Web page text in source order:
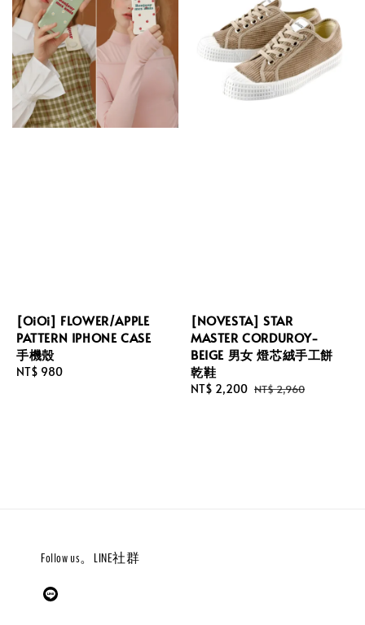
[OiOi] FLOWER/APPLE
PATTERN IPHONE CASE
手機殼
Regular
NT$ 980
[NOVESTA] STAR
MASTER CORDUROY-
BEIGE 男女 燈芯絨手工餅
乾鞋
Sale
NT$ 2,200 Regular
NT$ 2,960
Follow us。LINE社群